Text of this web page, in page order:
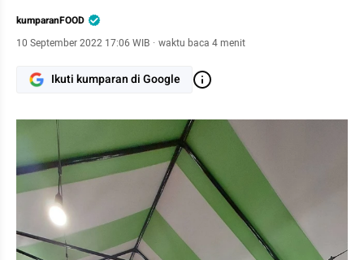
kumparanFOOD
10 September 2022 17:06 WIB · waktu baca 4 menit
Ikuti kumparan di Google